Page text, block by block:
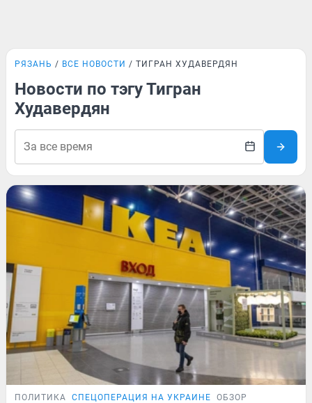
РЯЗАНЬ ВСЕ НОВОСТИ ТИГРАН ХУДАВЕРДЯН
Новости по тэгу Тигран
Худавердян
ПОЛИТИКА СПЕЦОПЕРАЦИЯ НА УКРАИНЕ ОБЗОР